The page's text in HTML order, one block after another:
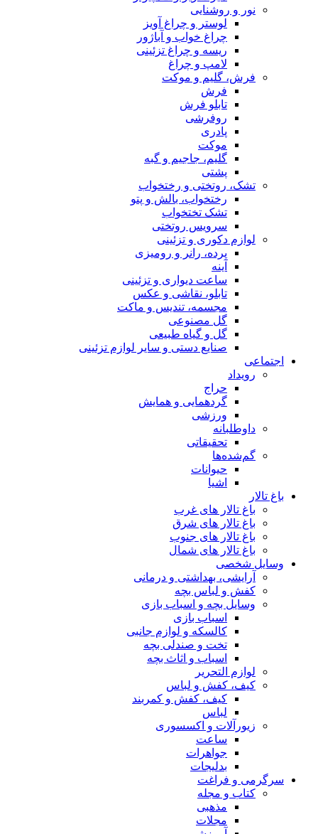
نور و روشنایی
لوستر و چراغ آویز
چراغ خواب و آباژور
ریسه و چراغ تزئینی
لامپ و چراغ
فرش، گلیم و موکت
فرش
تابلو فرش
روفرشی
پادری
موکت
گلیم، جاجیم و گبه
پشتی
تشک، روتختی و رختخواب
رختخواب، بالش و پتو
تشک تختخواب
سرویس روتختی
لوازم دکوری و تزئینی
پرده، رانر و رومیزی
آینه
ساعت دیواری و تزئینی
تابلو، نقاشی و عکس
مجسمه، تندیس و ماکت
گل مصنوعی
گل و گیاه طبیعی
صنایع دستی و سایر لوازم تزئینی
اجتماعی
رویداد
حراج
گردهمایی و همایش
ورزشی
داوطلبانه
تحقیقاتی
گم‌شده‌ها
حیوانات
اشیا
باغ تالار
باغ تالار های غرب
باغ تالار های شرق
باغ تالار های جنوب
باغ تالار های شمال
وسایل شخصی
آرایشی، بهداشتی و درمانی
کفش و لباس بچه
وسایل بچه و اسباب بازی
اسباب بازی
کالسکه و لوازم جانبی
تخت و صندلی بچه
اسباب و اثاث بچه
لوازم التحریر
کیف، کفش و لباس
کیف، کفش و کمربند
لباس
زیورآلات و اکسسوری
ساعت
جواهرات
بدلیجات
سرگرمی و فراغت
کتاب و مجله
مذهبی
مجلات